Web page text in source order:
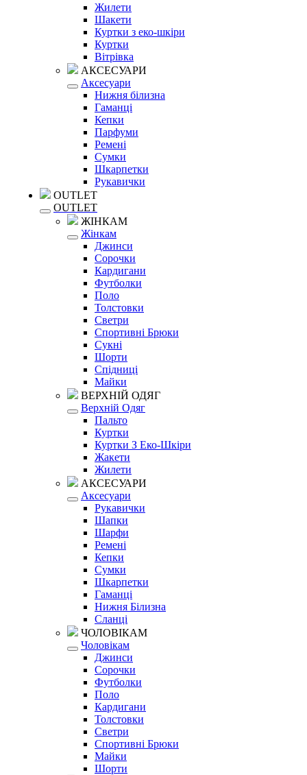
Жилети
Шакети
Куртки з еко-шкіри
Куртки
Вітрівка
АКСЕСУАРИ
Аксесуари
Нижня білизна
Гаманці
Кепки
Парфуми
Ремені
Сумки
Шкарпетки
Рукавички
OUTLET
OUTLET
ЖІНКАМ
Жінкам
Джинси
Сорочки
Кардигани
Футболки
Поло
Толстовки
Светри
Спортивні Брюки
Сукні
Шорти
Спідниці
Майки
ВЕРХНІЙ ОДЯГ
Верхній Одяг
Пальто
Куртки
Куртки З Еко-Шкіри
Жакети
Жилети
АКСЕСУАРИ
Аксесуари
Рукавички
Шапки
Шарфи
Ремені
Кепки
Сумки
Шкарпетки
Гаманці
Нижня Білизна
Сланці
ЧОЛОВІКАМ
Чоловікам
Джинси
Сорочки
Футболки
Поло
Кардигани
Толстовки
Светри
Спортивні Брюки
Майки
Шорти